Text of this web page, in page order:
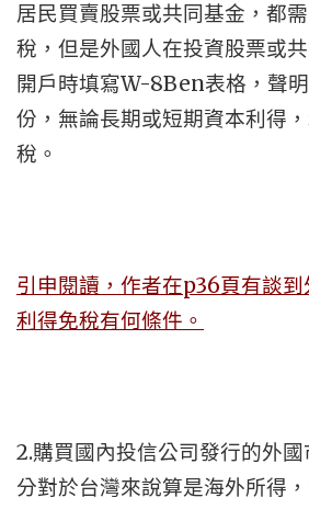
居民買賣股票或共同基金，都
稅，但是外國人在投資股票或
開戶時填寫W-8Ben表格，聲
份，無論長期或短期資本利得
稅。
引申閱讀，作者在p36頁有談
利得免稅有何條件。
2.購買國內投信公司發行的外
分對於台灣來說算是海外所得